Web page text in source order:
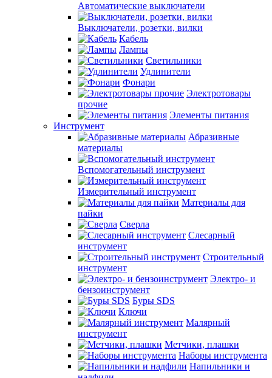
Автоматические выключатели
Выключатели, розетки, вилки
Кабель
Лампы
Светильники
Удлинители
Фонари
Электротовары
прочие
Элементы питания
Инструмент
Абразивные
материалы
Вспомогательный инструмент
Измерительный инструмент
Материалы для
пайки
Сверла
Слесарный
инструмент
Строительный
инструмент
Электро- и
бензоинструмент
Буры SDS
Ключи
Малярный
инструмент
Метчики, плашки
Наборы инструмента
Напильники и